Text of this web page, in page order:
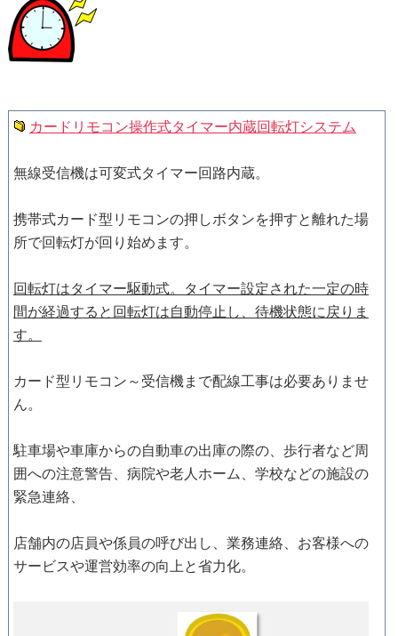
カードリモコン操作式タイマー内蔵回転灯システム
無線受信機は可変式タイマー回路内蔵。
携帯式カード型リモコンの押しボタンを押すと離れた場
所で回転灯が回り始めます。
回転灯はタイマー駆動式。タイマー設定された一定の時
間が経過すると回転灯は自動停止し、待機状態に戻りま
す。
カード型リモコン～受信機まで配線工事は必要ありませ
ん。
駐車場や車庫からの自動車の出庫の際の、歩行者など周
囲への注意警告、病院や老人ホーム、学校などの施設の
緊急連絡、
店舗内の店員や係員の呼び出し、業務連絡、お客様への
サービスや運営効率の向上と省力化。